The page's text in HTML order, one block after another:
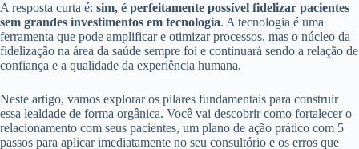
A resposta curta é: sim, é perfeitamente possível fidelizar pacientes
sem grandes investimentos em tecnologia. A tecnologia é uma
ferramenta que pode amplificar e otimizar processos, mas o núcleo da
fidelização na área da saúde sempre foi e continuará sendo a relação de
confiança e a qualidade da experiência humana.
Neste artigo, vamos explorar os pilares fundamentais para construir
essa lealdade de forma orgânica. Você vai descobrir como fortalecer o
relacionamento com seus pacientes, um plano de ação prático com 5
passos para aplicar imediatamente no seu consultório e os erros que